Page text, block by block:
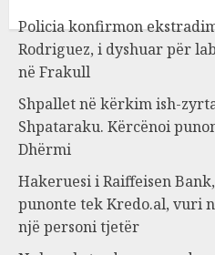
Policia konfirmon
Rodriguez, i dyshuar për
në Frakull
Shpallet në kërkim ish-
Shpataraku. Kërcënoi
Dhërmi
Hakeruesi i Raiffeisen
punonte tek Kredo.al, vuri
një personi tjetër